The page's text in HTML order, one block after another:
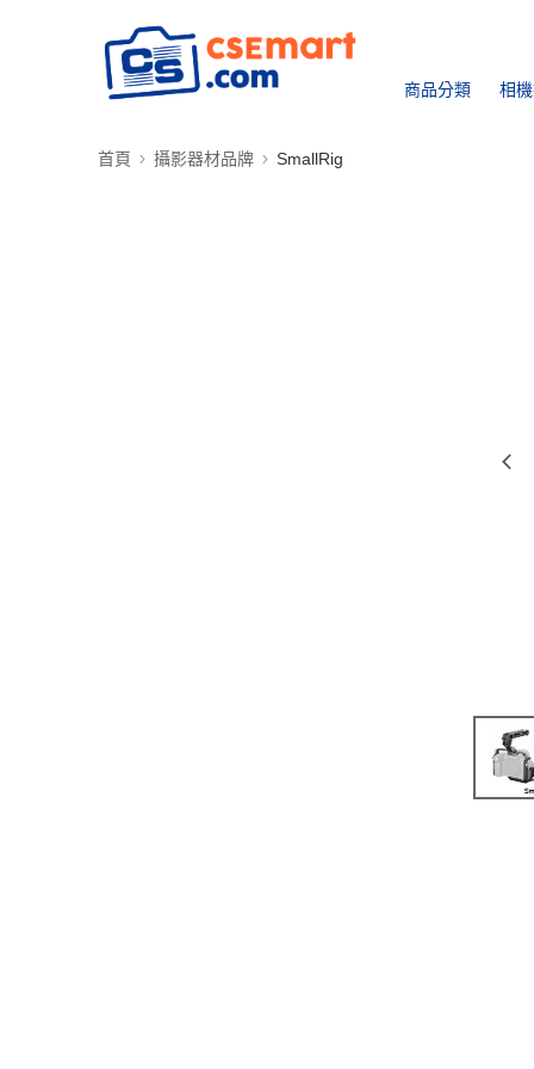
商品分類 相
首頁 攝影器材品牌 SmallRig